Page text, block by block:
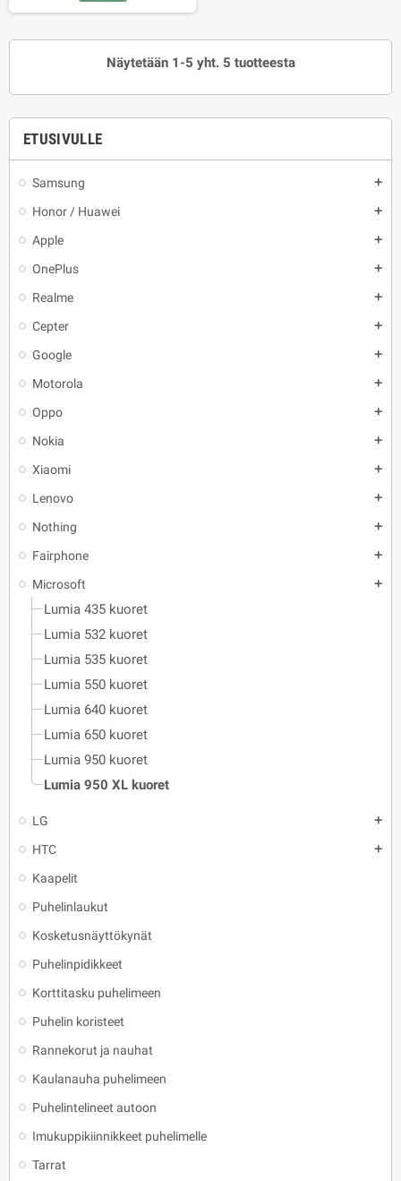
ETUSIVULLE
Samsung add
Honor / Huawei add
Apple add
OnePlus add
Realme add
Cepter add
Google add
Motorola add
Oppo add
Nokia add
Xiaomi add
Lenovo add
Nothing add
Fairphone add
Microsoft add
Lumia 435 kuoret
Lumia 532 kuoret
Lumia 535 kuoret
Lumia 550 kuoret
Lumia 640 kuoret
Lumia 650 kuoret
Lumia 950 kuoret
Lumia 950 XL kuoret
LG add
HTC add
Kaapelit
Puhelinlaukut
Kosketusnäyttökynät
Puhelinpidikkeet
Korttitasku puhelimeen
Puhelin koristeet
Rannekorut ja nauhat
Kaulanauha puhelimeen
Puhelintelineet autoon
Imukuppikiinnikkeet puhelimelle
Tarrat
Näytetään 1-5 yht. 5 tuotteesta